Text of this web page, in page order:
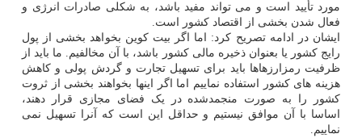
مورد تأیید است و می تواند مفید باشد، به شکلی صادرات انرژی و
فعال شدن بخشی از اقتصاد کشور است.
ایشان در ادامه تصریح کرد: اما اگر بیت کوین بخواهد بخشی از پول
رایج کشور یا بعنوان ذخیره مالی کشور باشد، با آن مخالفیم. ما باید از
ظرفیت رمزارزهاها باید برای تسهیل تجارت و گردش پولی و کاهش
هزینه های کشور استفاده نماییم اما اگر اینها بخواهند بخشی از ثروت
کشور را به صورت منجمدشده در یک فضای مجازی قرار دهند،
اساسا با آن موافق نیستیم و حداقل این است که آنرا تسهیل نمی
نماییم.